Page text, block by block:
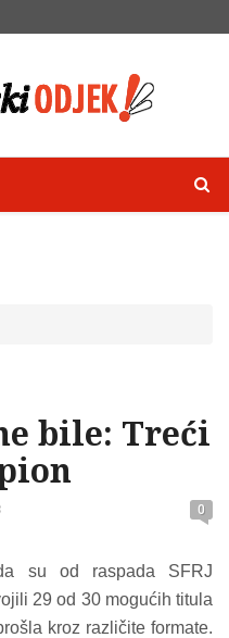
bile: Treći
0
su od raspada SFRJ
29 od 30 mogućih titula
kroz različite formate.